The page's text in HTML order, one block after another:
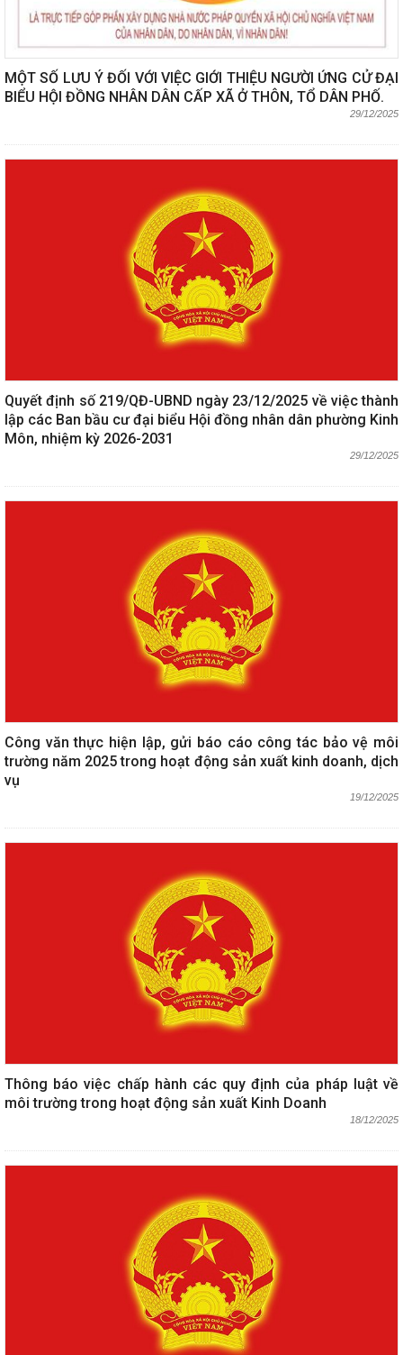
MỘT SỐ LƯU Ý ĐỐI VỚI VIỆC GIỚI THIỆU NGƯỜI ỨNG CỬ ĐẠI
BIỂU HỘI ĐỒNG NHÂN DÂN CẤP XÃ Ở THÔN, TỔ DÂN PHỐ.
29/12/2025
Quyết định số 219/QĐ-UBND ngày 23/12/2025 về việc thành
lập các Ban bầu cư đại biểu Hội đồng nhân dân phường Kinh
Môn, nhiệm kỳ 2026-2031
29/12/2025
Công văn thực hiện lập, gửi báo cáo công tác bảo vệ môi
trường năm 2025 trong hoạt động sản xuất kinh doanh, dịch
vụ
19/12/2025
Thông báo việc chấp hành các quy định của pháp luật về
môi trường trong hoạt động sản xuất Kinh Doanh
18/12/2025